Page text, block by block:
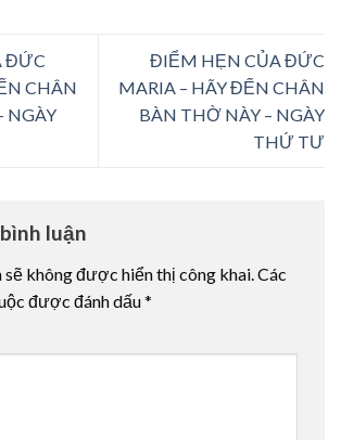
ĐỨC
CHÂN
NGÀY
ĐIỂM HẸN CỦA ĐỨC
MARIA – HÃY ĐẾN CHÂN
BÀN THỜ NÀY – NGÀY
THỨ TƯ
luận
sẽ không được hiển thị công khai. Các
được đánh dấu*